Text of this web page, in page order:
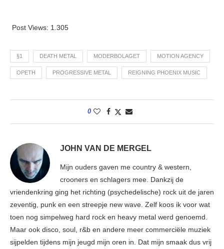
Post Views: 1.305
§1 DEATH METAL MODERBOLAGET MOTION AGENCY
OPETH PROGRESSIVE METAL REIGNING PHOENIX MUSIC
0
JOHN VAN DE MERGEL
Mijn ouders gaven me country & western,
crooners en schlagers mee. Dankzij de
vriendenkring ging het richting (psychedelische) rock uit de jaren
zeventig, punk en een streepje new wave. Zelf koos ik voor wat
toen nog simpelweg hard rock en heavy metal werd genoemd.
Maar ook disco, soul, r&b en andere meer commerciële muziek
sijpelden tijdens mijn jeugd mijn oren in. Dat mijn smaak dus vrij